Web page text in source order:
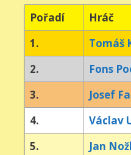
Pořadí Hráč
1.
Tomáš
2.
Fons
3.
Josef
4.
Václav
5.
Jan